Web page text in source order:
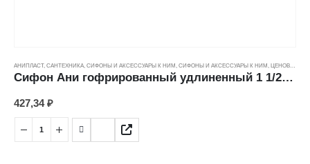
АНИПЛАСТ, САНТЕХНИКА СИФОНЫ И АКСЕССУАРЫ К НИМ СИФОНЫ И АКСЕССУАРЫ К НИМ ЦЕНОВЫЕ ГРУППЫ
Сифон Ани гофрированный удлиненный 1 1/2" (40*50/1400мм) G116
427,34₽